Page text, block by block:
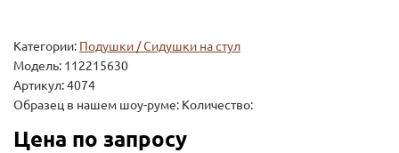
Категории: Подушки / Сидушки на стул
Модель: 112215630
Артикул: 4074
Образец в нашем шоу-руме: Количество:
Цена по запросу